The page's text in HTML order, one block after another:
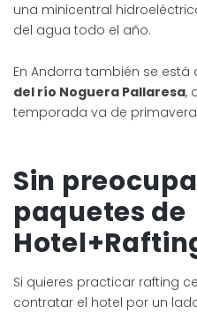
una minicentral
del agua todo el año.
En Andorra también se
del río Noguera Pallaresa,
temporada va de
Sin
paquetes de
Si quieres practicar rafting
contratar el hotel por un